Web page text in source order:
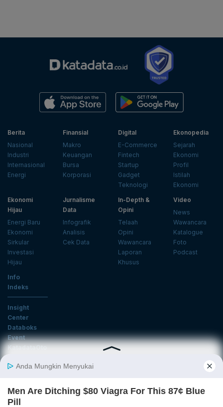
Berita
Nasional
Industri
Internasional
Energi
Finansial
Makro
Keuangan
Bursa
Korporasi
Digital
E-Commerce
Fintech
Startup
Gadget
Teknologi
Ekonopedia
Sejarah
Ekonomi
Profil
Istilah
Ekonomi
Ekonomi
Hijau
Energi Baru
Ekonomi
Sirkular
Investasi
Hijau
Jurnalisme
Data
Infografik
Analisis
Cek Data
In-Depth &
Opini
Telaah
Opini
Wawancara
Laporan
Khusus
Video
News
Wawancara
Katalogue
Foto
Podcast
Info
Indeks
Insight
Center
Databoks
Event
KatadataOto
Email
Daftar